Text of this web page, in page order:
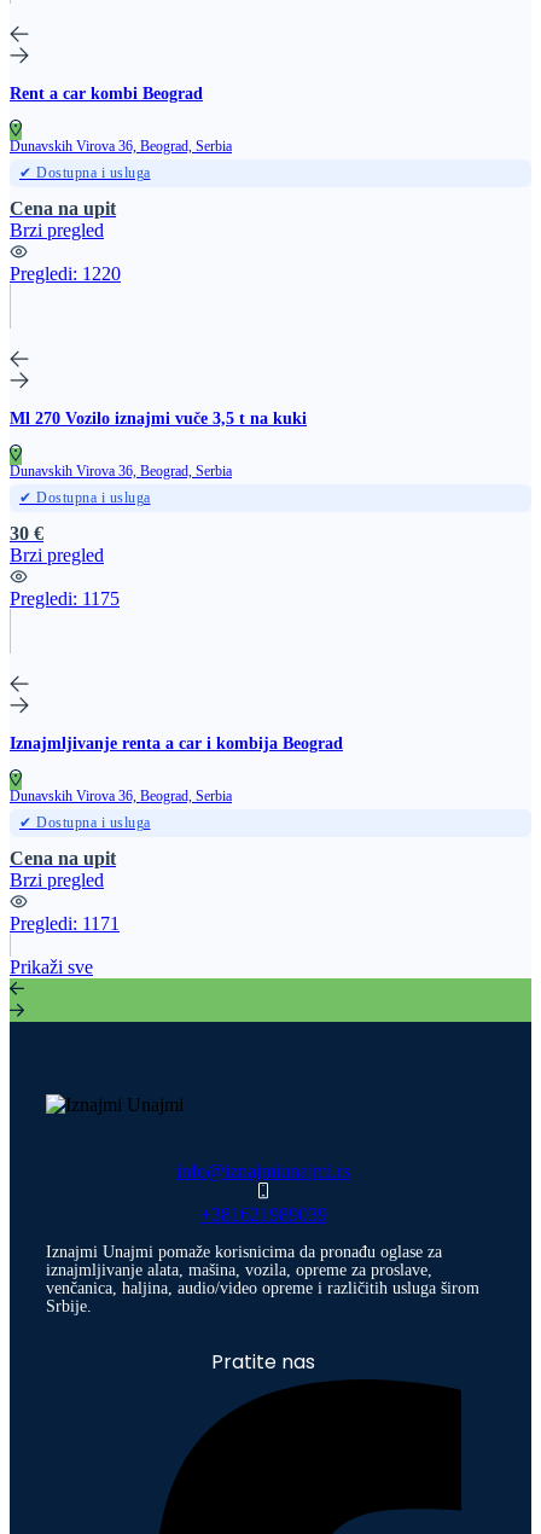
Rent a car kombi Beograd
Dunavskih Virova 36, Beograd, Serbia
✔ Dostupna i usluga
Cena na upit
Brzi pregled
Pregledi: 1220
Ml 270 Vozilo iznajmi vuče 3,5 t na kuki
Dunavskih Virova 36, Beograd, Serbia
✔ Dostupna i usluga
30 €
Brzi pregled
Pregledi: 1175
Iznajmljivanje renta a car i kombija Beograd
Dunavskih Virova 36, Beograd, Serbia
✔ Dostupna i usluga
Cena na upit
Brzi pregled
Pregledi: 1171
Prikaži sve
info@iznajmiunajmi.rs
+381621989039
Iznajmi Unajmi pomaže korisnicima da pronađu oglase za
iznajmljivanje alata, mašina, vozila, opreme za proslave,
venčanica, haljina, audio/video opreme i različitih usluga širom
Srbije.
Pratite nas